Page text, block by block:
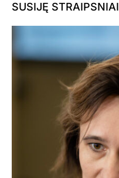
SUSIJĘ STRAIPSNIAI